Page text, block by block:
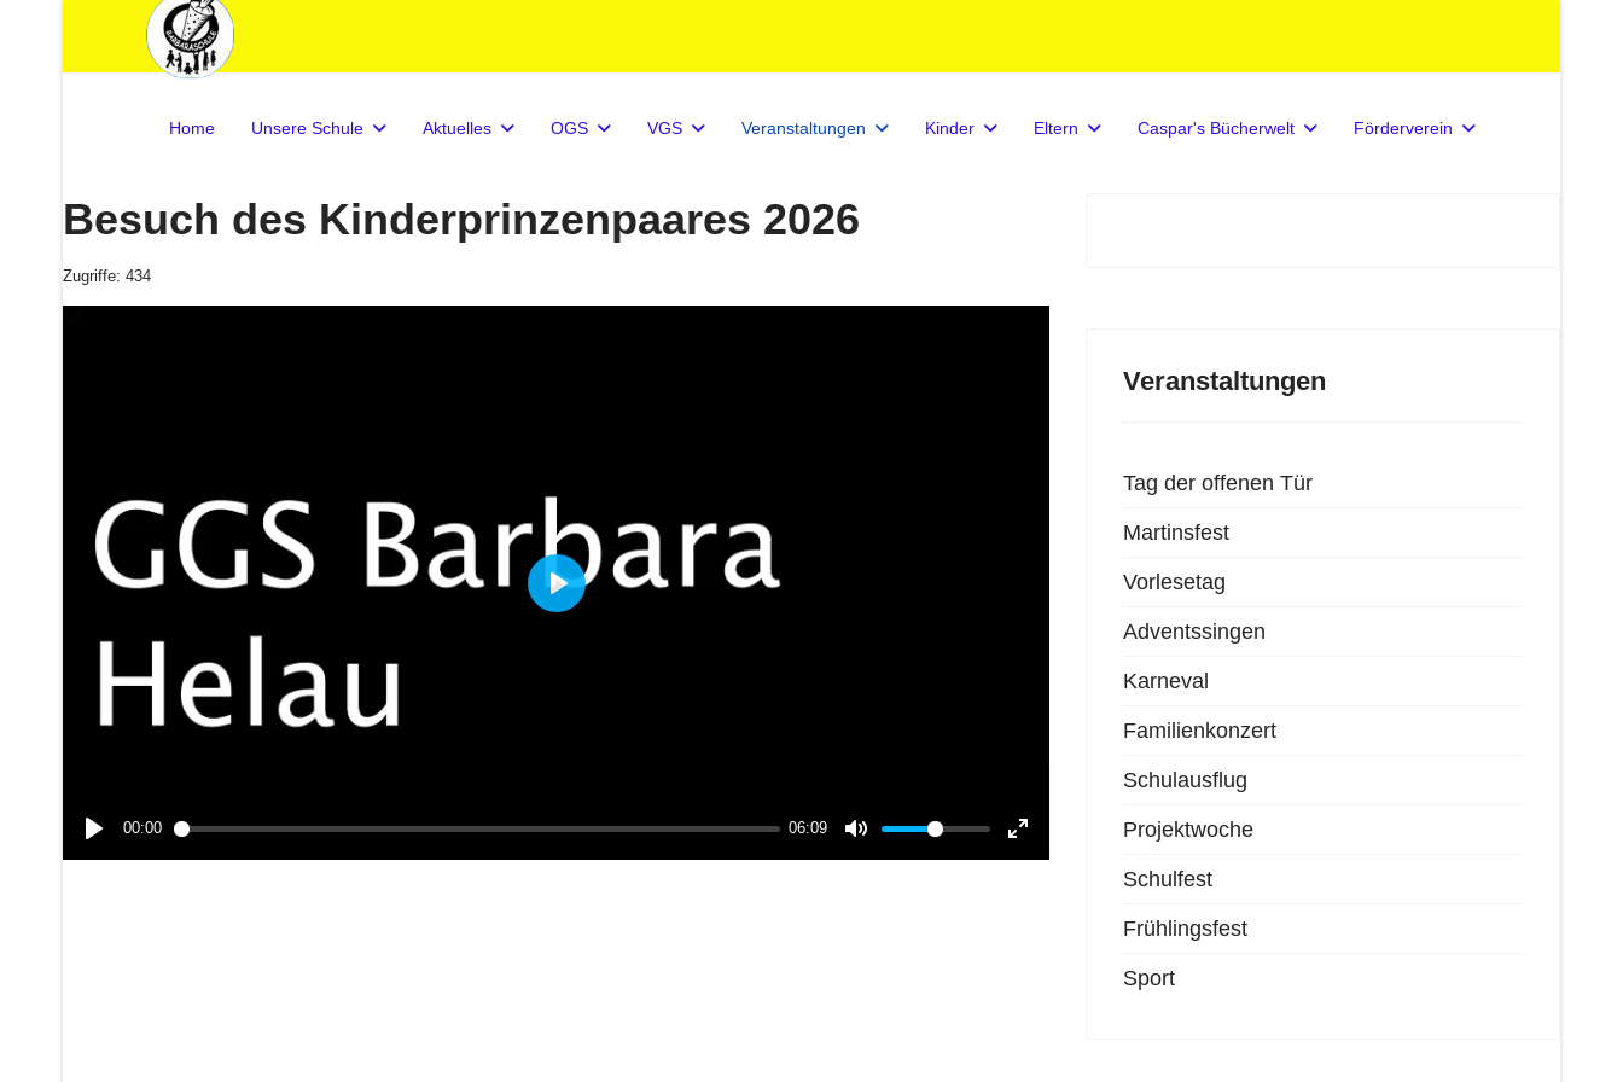
Home Unsere Schule Aktuelles OGS VGS Veranstaltungen Kinder Eltern Caspar's Bücherwelt Förderverein
Besuch des Kinderprinzenpaares 2026
Zugriffe: 434
Veranstaltungen
Tag der offenen Tür
Martinsfest
Vorlesetag
Adventssingen
Karneval
Familienkonzert
Schulausflug
Projektwoche
Schulfest
Frühlingsfest
Sport